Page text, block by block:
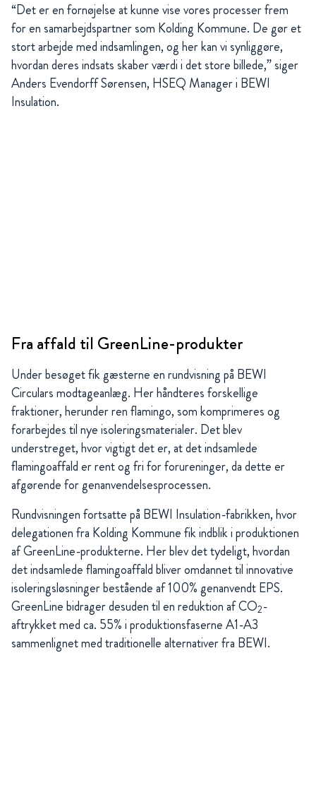
“Det er en fornøjelse at kunne vise vores processer frem
for en samarbejdspartner som Kolding Kommune. De gør et
stort arbejde med indsamlingen, og her kan vi synliggøre,
hvordan deres indsats skaber værdi i det store billede,” siger
Anders Evendorff Sørensen, HSEQ Manager i BEWI
Insulation.
Fra affald til GreenLine-produkter
Under besøget fik gæsterne en rundvisning på BEWI
Circulars modtageanlæg. Her håndteres forskellige
fraktioner, herunder ren flamingo, som komprimeres og
forarbejdes til nye isoleringsmaterialer. Det blev
understreget, hvor vigtigt det er, at det indsamlede
flamingoaffald er rent og fri for forureninger, da dette er
afgørende for genanvendelsesprocessen.
Rundvisningen fortsatte på BEWI Insulation-fabrikken, hvor
delegationen fra Kolding Kommune fik indblik i produktionen
af GreenLine-produkterne. Her blev det tydeligt, hvordan
det indsamlede flamingoaffald bliver omdannet til innovative
isoleringsløsninger bestående af 100% genanvendt EPS.
GreenLine bidrager desuden til en reduktion af CO2-
aftrykket med ca. 55% i produktionsfaserne A1-A3
sammenlignet med traditionelle alternativer fra BEWI.